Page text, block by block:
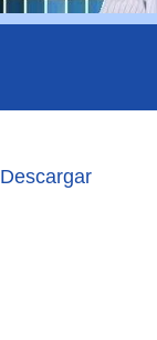
Descargar